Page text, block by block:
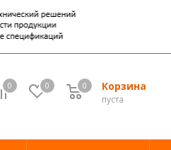
0 0 Корзина
0
пуста
0